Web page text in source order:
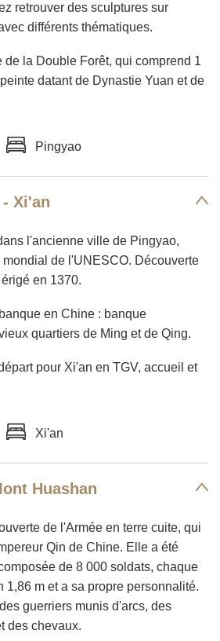
retrouver des sculptures sur
différents thématiques.
de la Double Forêt, qui comprend 1
datant de Dynastie Yuan et de
Pingyao
Xi'an
l'ancienne ville de Pingyao,
de l'UNESCO. Découverte
en 1370.
en Chine : banque
quartiers de Ming et de Qing.
pour Xi'an en TGV, accueil et
Xi'an
Huashan
de l'Armée en terre cuite, qui
Qin de Chine. Elle a été
de 8 000 soldats, chaque
1,86 m et a sa propre personnalité.
guerriers munis d'arcs, des
des chevaux.